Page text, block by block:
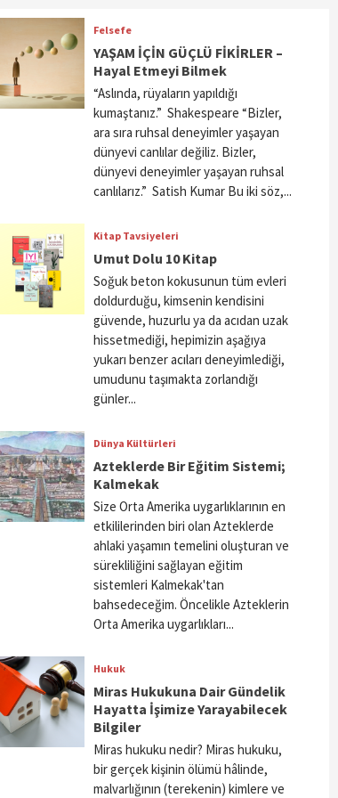
Felsefe
YAŞAM İÇİN GÜÇLÜ FİKİRLER –
Hayal Etmeyi Bilmek
“Aslında, rüyaların yapıldığı
kumaştanız.” Shakespeare “Bizler,
ara sıra ruhsal deneyimler yaşayan
dünyevi canlılar değiliz. Bizler,
dünyevi deneyimler yaşayan ruhsal
canlılarız.” Satish Kumar Bu iki söz,...
Kitap Tavsiyeleri
Umut Dolu 10 Kitap
Soğuk beton kokusunun tüm evleri
doldurduğu, kimsenin kendisini
güvende, huzurlu ya da acıdan uzak
hissetmediği, hepimizin aşağıya
yukarı benzer acıları deneyimlediği,
umudunu taşımakta zorlandığı
günler...
Dünya Kültürleri
Azteklerde Bir Eğitim Sistemi;
Kalmekak
Size Orta Amerika uygarlıklarının en
etkililerinden biri olan Azteklerde
ahlaki yaşamın temelini oluşturan ve
sürekliliğini sağlayan eğitim
sistemleri Kalmekak'tan
bahsedeceğim. Öncelikle Azteklerin
Orta Amerika uygarlıkları...
Hukuk
Miras Hukukuna Dair Gündelik
Hayatta İşimize Yarayabilecek
Bilgiler
Miras hukuku nedir? Miras hukuku,
bir gerçek kişinin ölümü hâlinde,
malvarlığının (terekenin) kimlere ve